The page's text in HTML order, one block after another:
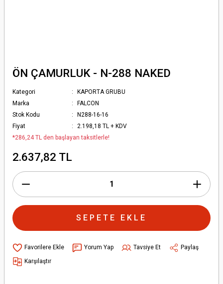
ÖN ÇAMURLUK - N-288 NAKED
Kategori
KAPORTA GRUBU
Marka
FALCON
Stok Kodu
N288-16-16
Fiyat
2.198,18 TL + KDV
*286,24 TL den başlayan taksitlerle!
2.637,82 TL
SEPETE EKLE
Yorum Yap Tavsiye Et
Paylaş
Karşılaştır